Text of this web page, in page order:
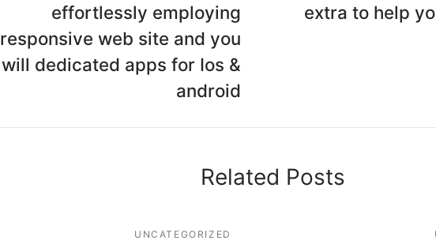
effortlessly employing
responsive web site and you
will dedicated apps for Ios &
android
extra to help
Related Posts
UNCATEGORIZED